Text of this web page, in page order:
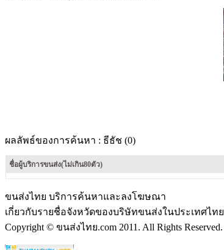
ผลลัพธ์ของการค้นหา : ธีธัช (0)
ชื่อผู้บริการขนส่ง(ไม่เกิน80ตัว)
ขนส่งไทย บริการค้นหาและลงโฆษณา
เกี่ยวกับรายชื่อจังหวัดของบริษัทขนส่งในประเทศไทย
Copyright © ขนส่งไทย.com 2011. All Rights Reserved.